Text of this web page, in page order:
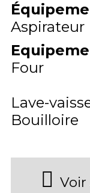
Aspirateur
Four
Lave-
Bouilloire
Voir